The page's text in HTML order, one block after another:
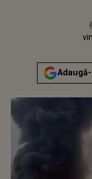
vineri, 19 decembrie